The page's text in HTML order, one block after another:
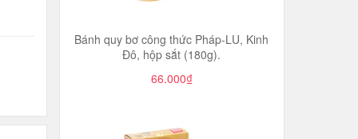
Bánh quy bơ công thức Pháp-LU, Kinh
Đô, hộp sắt (180g).
66.000₫